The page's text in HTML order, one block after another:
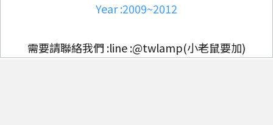
Year :2009~2012
需要請聯絡我們 :line :@twlamp(小老鼠要加)